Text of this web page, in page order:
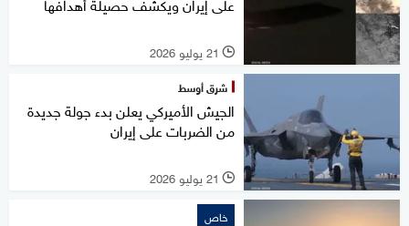
l 21 يوليو 2026
شرق أوسط
الجيش الأميركي يعلن بدء جولة جديدة
من الضربات على إيران
l 21 يوليو 2026
خاص